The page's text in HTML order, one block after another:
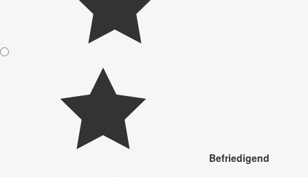
Befriedigend